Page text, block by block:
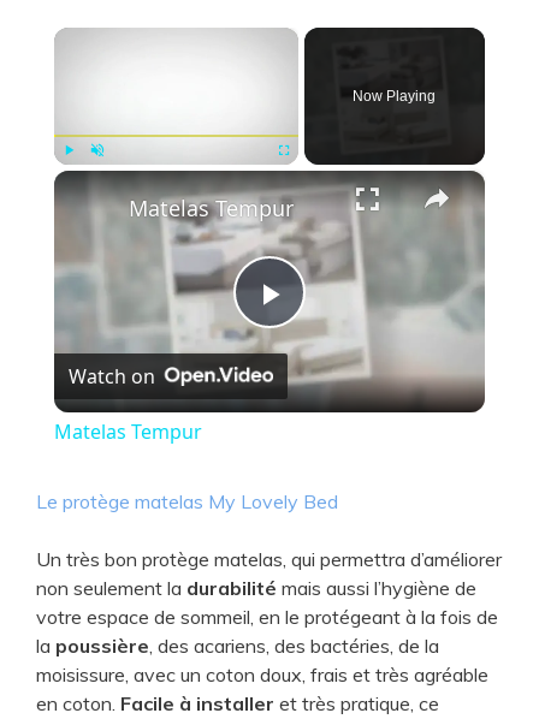
×
Now Playing
×
P
l
y
V
i
Matelas Tempur
Watch on
Matelas Tempur
Le protège matelas My Lovely Bed
Un très bon protège matelas, qui permettra d’améliorer
non seulement la durabilité mais aussi l’hygiène de
votre espace de sommeil, en le protégeant à la fois de
la poussière, des acariens, des bactéries, de la
moisissure, avec un coton doux, frais et très agréable
en coton. Facile à installer et très pratique, ce